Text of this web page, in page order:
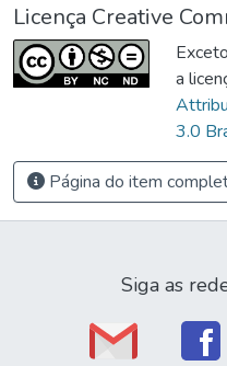
Licença Creative
a
3.0
Página do item
Siga as